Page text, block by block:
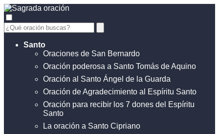
Santo
Oraciones de San Bernardo
Oración poderosa a Santo Tomás de Aquino
Oración al Santo Ángel de la Guarda
Oración de Agradecimiento al Espíritu Santo
Oración para recibir los 7 dones del Espíritu
Santo
La oración a Santo Cipriano